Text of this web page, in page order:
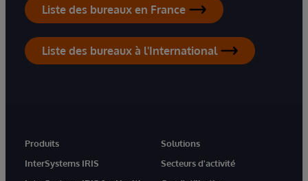
Liste des bureaux en France
Liste des bureaux à l'International
Produits
InterSystems IRIS
Solutions
Secteurs d'activité